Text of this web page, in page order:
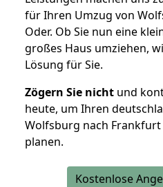
für Ihren Umzug von
Oder. Ob Sie nun eine
großes Haus umziehen,
Lösung für Sie.
Zögern Sie nicht und
heute, um Ihren
Wolfsburg nach
planen.
Kostenlose